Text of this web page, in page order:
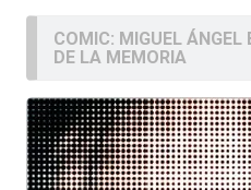
COMIC: MIGUEL
DE LA MEMORIA